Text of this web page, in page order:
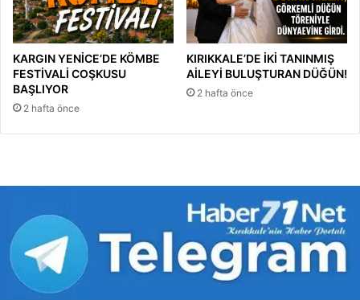
KARGIN YENİCE’DE KÖMBE
FESTİVALİ COŞKUSU
BAŞLIYOR
2 hafta önce
KIRIKKALE’DE İKİ TANINMIŞ
AİLEYİ BULUŞTURAN DÜĞÜN!
2 hafta önce